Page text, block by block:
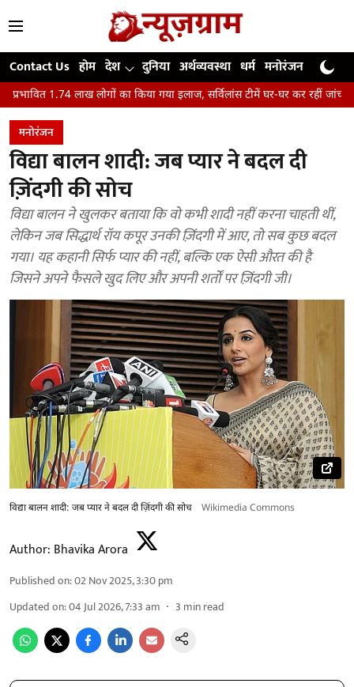
Contact Us होम देश दुनिया अर्थव्यवस्था धर्म मनोरंजन खेल
लोगों का किया गया इलाज, सर्विलांस टीमें घर-घर कर रहीं जांच कैसे भारत का
मनोरंजन
विद्या बालन शादी: जब प्यार ने बदल दी
ज़िंदगी की सोच
विद्या बालन ने खुलकर बताया कि वो कभी शादी नहीं करना चाहती थीं,
लेकिन जब सिद्धार्थ रॉय कपूर उनकी ज़िंदगी में आए, तो सब कुछ बदल
गया। यह कहानी सिर्फ प्यार की नहीं, बल्कि एक ऐसी औरत की है
जिसने अपने फैसले खुद लिए और अपनी शर्तों पर ज़िंदगी जी।
विद्या बालन शादी: जब प्यार ने बदल दी ज़िंदगी की सोच Wikimedia Commons
Author: Bhavika Arora
Published on:02 Nov 2025, 3:30 pm
Updated on:04 Jul 2026, 7:33 am 3 min read